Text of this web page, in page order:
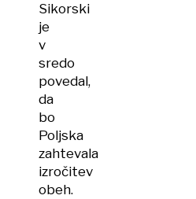
Sikorski
je
v
sredo
povedal,
da
bo
Poljska
zahtevala
izročitev
obeh.